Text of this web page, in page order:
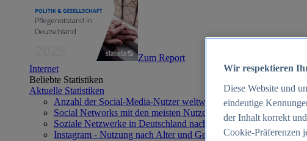
Zum Report
Internet
Beliebte Statistiken
Aktuelle Statistiken
Anzahl der Social-Media-Nutzer weltweit 2012-2025
Social Networks mit den meisten Nutzern weltweit 2025
Soziale Netzwerke in Deutschland nach Generationen 2025
Instagram - Nutzung nach Alter und Geschlecht in Deutschland
Wir respektieren
Diese Website und
eindeutige
der Inhalt korrekt
Cookie-Präferenzen